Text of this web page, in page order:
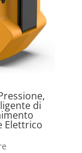
di
Elettrico